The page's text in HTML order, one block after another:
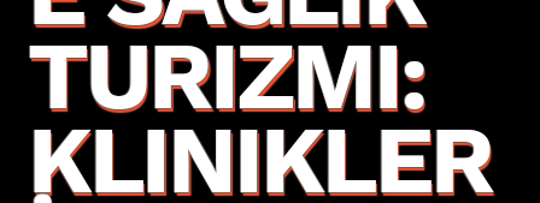
TURIZMI:
KLINIKLER